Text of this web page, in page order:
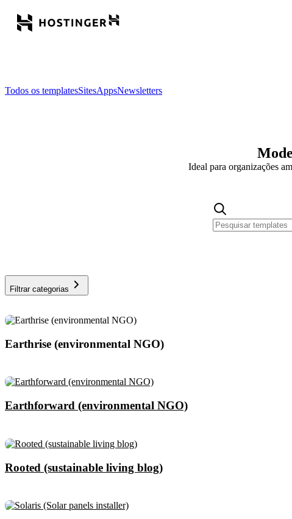
Todos os templatesSitesAppsNewsletters
Ideal para organizações
Filtrar categorias
Earthrise (environmental NGO)
Earthforward (environmental NGO)
Rooted (sustainable living blog)